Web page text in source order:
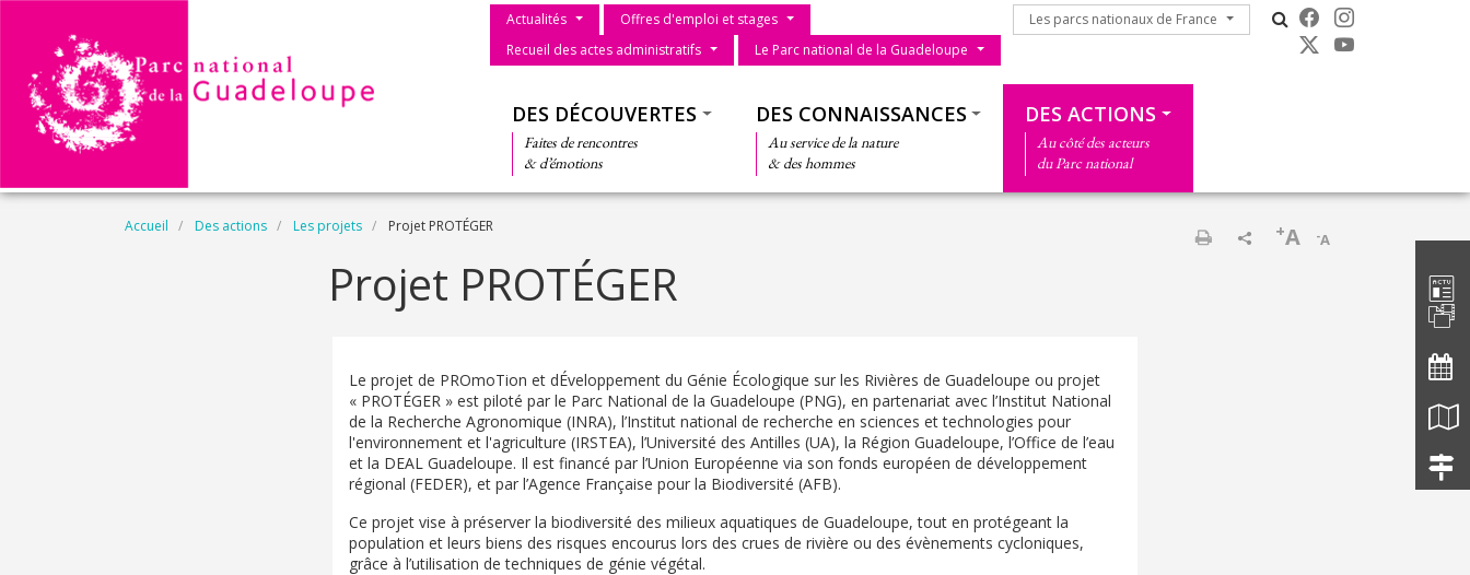
Menu du parc
Actualités
Offres d'emploi et stages
Recueil des actes administratifs
Le Parc national de la Guadeloupe
Les parcs nationaux de France
Les parcs nationaux de France
DES DÉCOUVERTES
Faites de rencontres
& d’émotions
DES CONNAISSANCES
Au service de la nature
& des hommes
DES ACTIONS
Au côté des acteurs
du Parc national
Fil d'Ariane
Accueil Des actions Les projets Projet PROTÉGER
-A
+A
Projet PROTÉGER
Le projet de PROmoTion et dÉveloppement du Génie Écologique sur les Rivières de Guadeloupe ou projet
« PROTÉGER » est piloté par le Parc National de la Guadeloupe (PNG), en partenariat avec l’Institut National
de la Recherche Agronomique (INRA), l’Institut national de recherche en sciences et technologies pour
l'environnement et l'agriculture (IRSTEA), l’Université des Antilles (UA), la Région Guadeloupe, l’Office de l’eau
et la DEAL Guadeloupe. Il est financé par l’Union Européenne via son fonds européen de développement
régional (FEDER), et par l’Agence Française pour la Biodiversité (AFB).
Ce projet vise à préserver la biodiversité des milieux aquatiques de Guadeloupe, tout en protégeant la
population et leurs biens des risques encourus lors des crues de rivière ou des évènements cycloniques,
grâce à l’utilisation de techniques de génie végétal.